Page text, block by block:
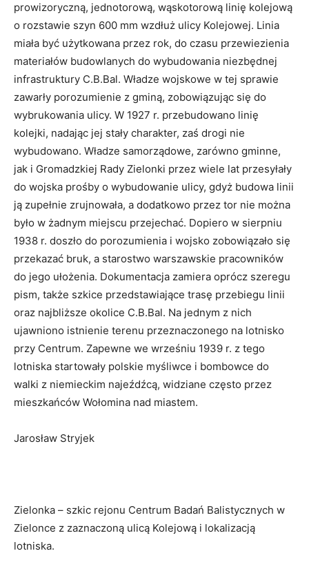
prowizoryczną, jednotorową, wąskotorową linię kolejową
o rozstawie szyn 600 mm wzdłuż ulicy Kolejowej. Linia
miała być użytkowana przez rok, do czasu przewiezienia
materiałów budowlanych do wybudowania niezbędnej
infrastruktury C.B.Bal. Władze wojskowe w tej sprawie
zawarły porozumienie z gminą, zobowiązując się do
wybrukowania ulicy. W 1927 r. przebudowano linię
kolejki, nadając jej stały charakter, zaś drogi nie
wybudowano. Władze samorządowe, zarówno gminne,
jak i Gromadzkiej Rady Zielonki przez wiele lat przesyłały
do wojska prośby o wybudowanie ulicy, gdyż budowa linii
ją zupełnie zrujnowała, a dodatkowo przez tor nie można
było w żadnym miejscu przejechać. Dopiero w sierpniu
1938 r. doszło do porozumienia i wojsko zobowiązało się
przekazać bruk, a starostwo warszawskie pracowników
do jego ułożenia. Dokumentacja zamiera oprócz szeregu
pism, także szkice przedstawiające trasę przebiegu linii
oraz najbliższe okolice C.B.Bal. Na jednym z nich
ujawniono istnienie terenu przeznaczonego na lotnisko
przy Centrum. Zapewne we wrześniu 1939 r. z tego
lotniska startowały polskie myśliwce i bombowce do
walki z niemieckim najeźdźcą, widziane często przez
mieszkańców Wołomina nad miastem.
Jarosław Stryjek
Zielonka – szkic rejonu Centrum Badań Balistycznych w
Zielonce z zaznaczoną ulicą Kolejową i lokalizacją
lotniska.